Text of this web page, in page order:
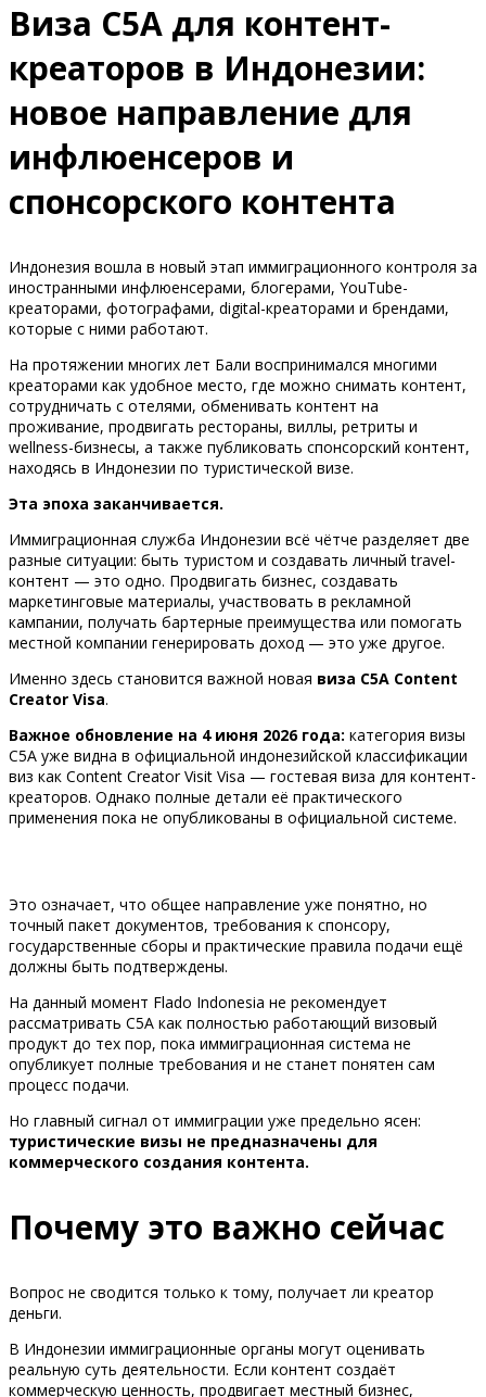
Виза C5A для контент-
креаторов в Индонезии:
новое направление для
инфлюенсеров и
спонсорского контента
Индонезия вошла в новый этап иммиграционного контроля за
иностранными инфлюенсерами, блогерами, YouTube-
креаторами, фотографами, digital-креаторами и брендами,
которые с ними работают.
На протяжении многих лет Бали воспринимался многими
креаторами как удобное место, где можно снимать контент,
сотрудничать с отелями, обменивать контент на
проживание, продвигать рестораны, виллы, ретриты и
wellness-бизнесы, а также публиковать спонсорский контент,
находясь в Индонезии по туристической визе.
Эта эпоха заканчивается.
Иммиграционная служба Индонезии всё чётче разделяет две
разные ситуации: быть туристом и создавать личный travel-
контент — это одно. Продвигать бизнес, создавать
маркетинговые материалы, участвовать в рекламной
кампании, получать бартерные преимущества или помогать
местной компании генерировать доход — это уже другое.
Именно здесь становится важной новая виза C5A Content
Creator Visa.
Важное обновление на 4 июня 2026 года: категория визы
C5A уже видна в официальной индонезийской классификации
виз как Content Creator Visit Visa — гостевая виза для контент-
креаторов. Однако полные детали её практического
применения пока не опубликованы в официальной системе.
Это означает, что общее направление уже понятно, но
точный пакет документов, требования к спонсору,
государственные сборы и практические правила подачи ещё
должны быть подтверждены.
На данный момент Flado Indonesia не рекомендует
рассматривать C5A как полностью работающий визовый
продукт до тех пор, пока иммиграционная система не
опубликует полные требования и не станет понятен сам
процесс подачи.
Но главный сигнал от иммиграции уже предельно ясен:
туристические визы не предназначены для
коммерческого создания контента.
Почему это важно сейчас
Вопрос не сводится только к тому, получает ли креатор
деньги.
В Индонезии иммиграционные органы могут оценивать
реальную суть деятельности. Если контент создаёт
коммерческую ценность, продвигает местный бизнес,